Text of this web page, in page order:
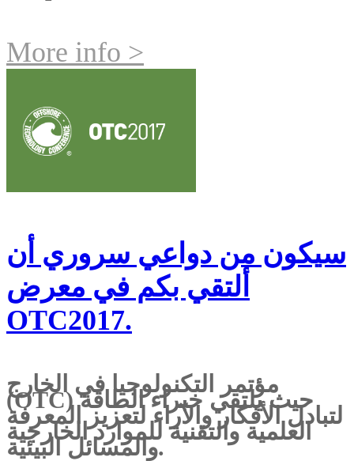
More info >
سيكون من دواعي سروري أن
ألتقي بكم في معرض
OTC2017.
مؤتمر التكنولوجيا في الخارج
(OTC) حيث يلتقي خبراء الطاقة
لتبادل الأفكار والآراء لتعزيز المعرفة
العلمية والتقنية للموارد الخارجية
والمسائل البيئية.